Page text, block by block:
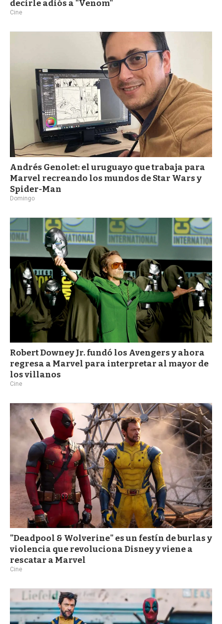
decirle adiós a "Venom"
Cine
Andrés Genolet: el uruguayo que trabaja para
Marvel recreando los mundos de Star Wars y
Spider-Man
Domingo
Robert Downey Jr. fundó los Avengers y ahora
regresa a Marvel para interpretar al mayor de
los villanos
Cine
"Deadpool & Wolverine" es un festín de burlas y
violencia que revoluciona Disney y viene a
rescatar a Marvel
Cine